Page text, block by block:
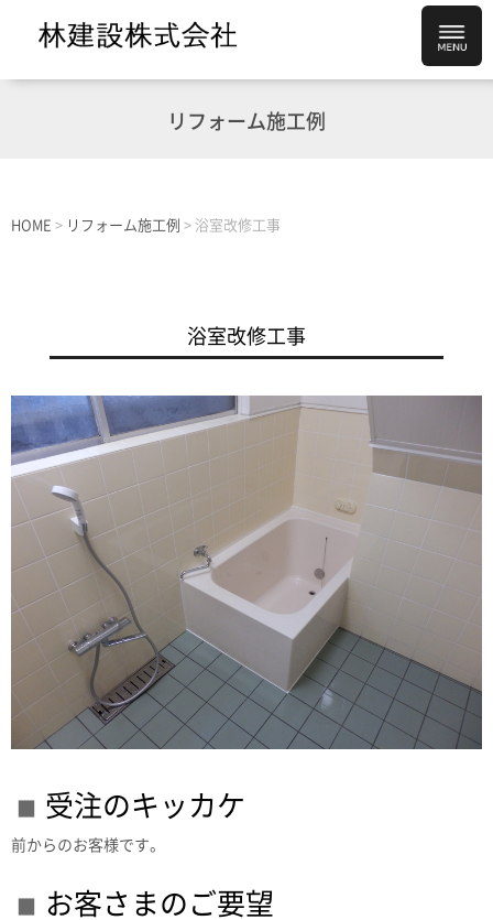
リフォーム施工例
HOME > リフォーム施工例 > 浴室改修工事
浴室改修工事
受注のキッカケ
前からのお客様です。
お客さまのご要望